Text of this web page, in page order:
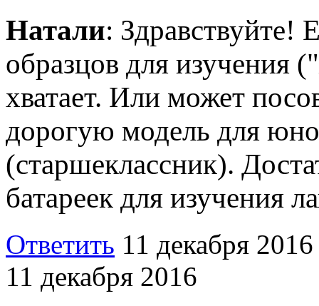
Натали: Здравствуйте!
образцов для изучения
хватает. Или может
дорогую модель для
(старшеклассник).
батареек для изучения
Ответить 11 декабря 2016
11 декабря 2016